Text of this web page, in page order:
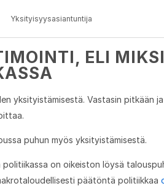
Yksityisyysasiantuntija
ELI
yksityistämisestä. Vastasin pitkään
puhun myös yksityistämisestä.
on oikeiston löysä
päätöntä politiikkaa